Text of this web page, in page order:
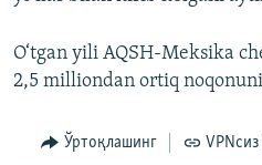
O‘tgan yili AQSH-Meksika
2,5 milliondan ortiq
Ўртоқлашинг